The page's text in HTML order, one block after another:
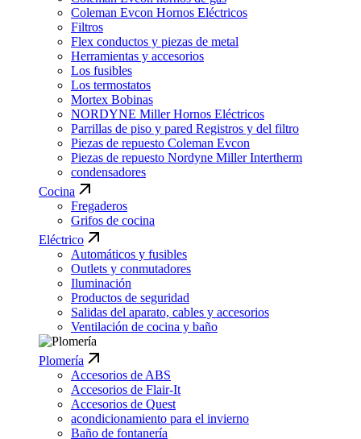
Coleman Evcon Hornos Eléctricos
Filtros
Flex conductos y piezas de metal
Herramientas y accesorios
Los fusibles
Los termostatos
Mortex Bobinas
NORDYNE Miller Hornos Eléctricos
Parrillas de piso y pared Registros y del filtro
Piezas de repuesto Coleman Evcon
Piezas de repuesto Nordyne Miller Intertherm
condensadores
Cocina
Fregaderos
Grifos de cocina
Eléctrico
Automáticos y fusibles
Outlets y conmutadores
Iluminación
Productos de seguridad
Salidas del aparato, cables y accesorios
Ventilación de cocina y baño
Plomería
Accesorios de ABS
Accesorios de Flair-It
Accesorios de Quest
acondicionamiento para el invierno
Baño de fontanería